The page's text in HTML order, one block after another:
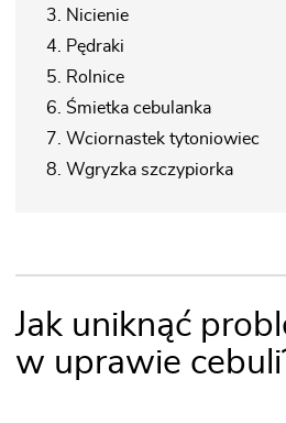
3. Nicienie
4. Pędraki
5. Rolnice
6. Śmietka cebulanka
7. Wciornastek tytoniowiec
8. Wgryzka szczypiorka
Jak uniknąć
w uprawie